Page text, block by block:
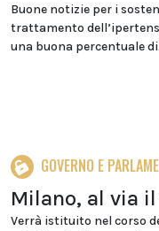
Buone notizie per i
trattamento
una buona percentuale
GOVERNO E
Milano, al via
Verrà istituito nel corso